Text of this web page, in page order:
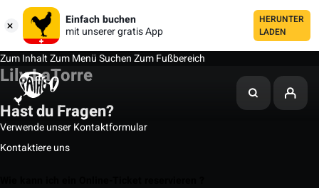
Einfach buchen
mit unserer gratis App
HERUNTER
LADEN
Zum InhaltZum MenüSuchenZum Fußbereich
Lily LaTorre
Hast du Fragen?
Verwende unser Kontaktformular
Kontaktiere uns